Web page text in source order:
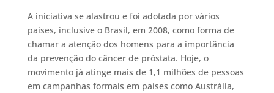
A iniciativa se alastrou e foi adotada por vários
países, inclusive o Brasil, em 2008, como forma de
chamar a atenção dos homens para a importância
da prevenção do câncer de próstata. Hoje, o
movimento já atinge mais de 1,1 milhões de pessoas
em campanhas formais em países como Austrália,